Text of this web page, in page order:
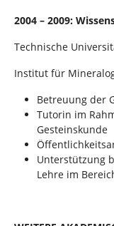
2004 – 2009:
Technische
Institut für
Betreuung der
Tutorin im
Gesteinskunde
Unterstützung
Lehre im